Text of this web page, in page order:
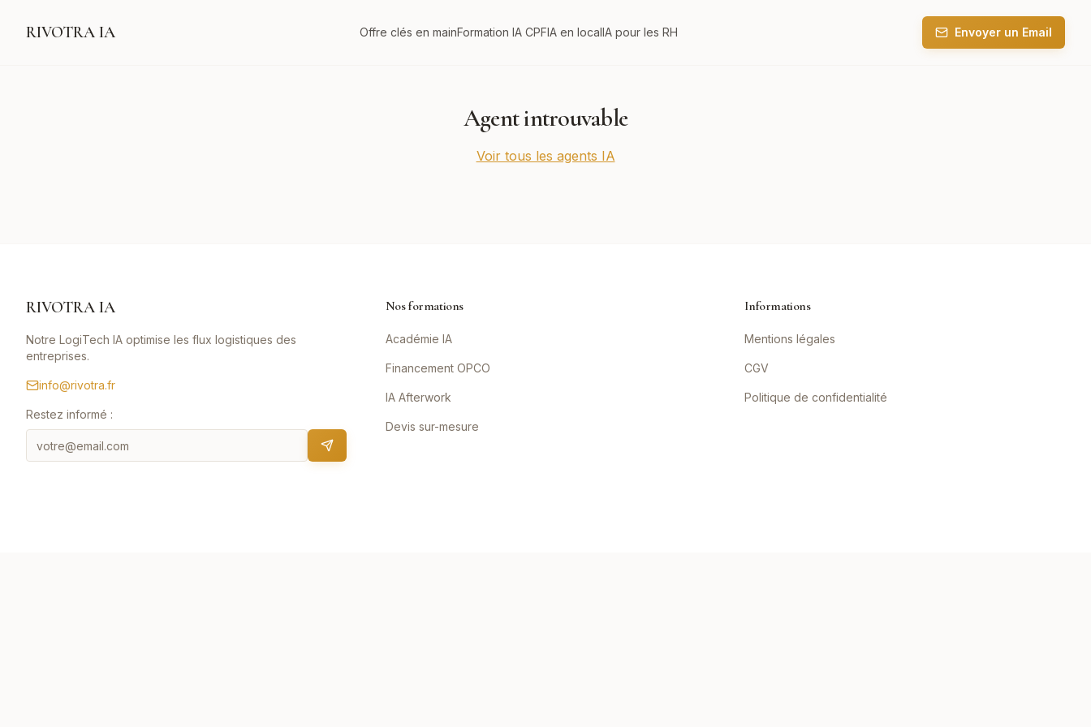
RIVOTRA IA Offre clés en mainFormation IA CPFIA en localIA pour les RH Envoyer un Email
Agent introuvable
Voir tous les agents IA
RIVOTRA IA
Notre LogiTech IA optimise les flux logistiques des
entreprises.
info@rivotra.fr
Restez informé :
Nos formations
Académie IA
Financement OPCO
IA Afterwork
Devis sur-mesure
Informations
Mentions légales
CGV
Politique de confidentialité